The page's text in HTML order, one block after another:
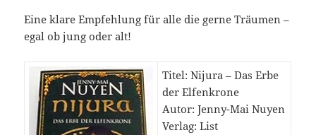
Eine klare Empfehlung für alle die gerne Träumen –
egal ob jung oder alt!
Titel: Nijura – Das Erbe
der Elfenkrone
Autor: Jenny-Mai Nuyen
Verlag: List